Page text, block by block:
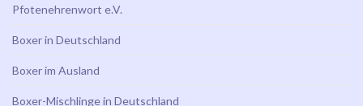
Pfotenehrenwort e.V.
Boxer in Deutschland
Boxer im Ausland
Boxer-Mischlinge in Deutschland